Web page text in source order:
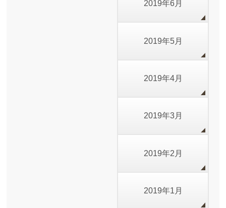
2019年6月
2019年5月
2019年4月
2019年3月
2019年2月
2019年1月